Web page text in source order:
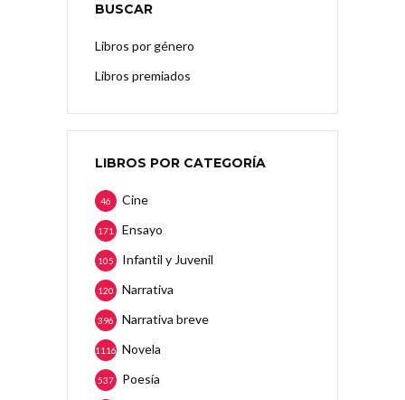
BUSCAR
Libros por género
Libros premiados
LIBROS POR CATEGORÍA
Cine
46
Ensayo
171
Infantil y Juvenil
105
Narrativa
120
Narrativa breve
396
Novela
1116
Poesía
537